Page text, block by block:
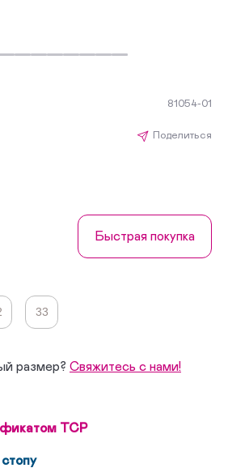
81054-01
Поделиться
Быстрая покупка
33
размер? Свяжитесь с нами!
ТСР